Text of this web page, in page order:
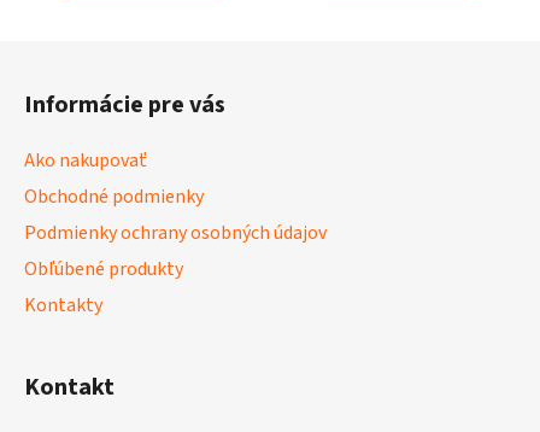
Informácie pre vás
Ako nakupovať
Obchodné podmienky
Podmienky ochrany osobných údajov
Obľúbené produkty
Kontakty
Kontakt